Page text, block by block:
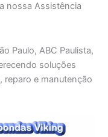
nossa Assistência
Paulo, ABC Paulista,
soluções
reparo e manutenção